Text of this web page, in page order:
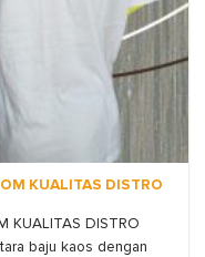
KUALITAS DISTRO
KUALITAS DISTRO
baju kaos dengan